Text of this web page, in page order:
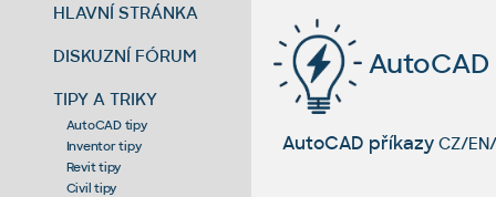
HLAVNÍ STRÁNKA
DISKUZNÍ FÓRUM
TIPY A TRIKY
AutoCAD tipy
Inventor tipy
Revit tipy
Civil tipy
AutoCAD
AutoCAD příkazy CZ/